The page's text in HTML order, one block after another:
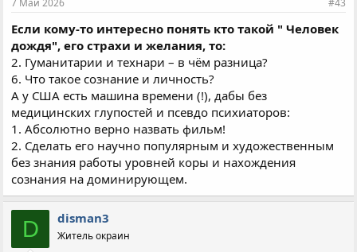
7 Май 2026 #43
Если кому-то интересно понять кто такой " Человек
дождя", его страхи и желания, то:
2. Гуманитарии и технари – в чём разница?
6. Что такое сознание и личность?
А у США есть машина времени (!), дабы без
медицинских глупостей и псевдо психиаторов:
1. Абсолютно верно назвать фильм!
2. Сделать его научно популярным и художественным
без знания работы уровней коры и нахождения
сознания на доминирующем.
D disman3
Житель окраин